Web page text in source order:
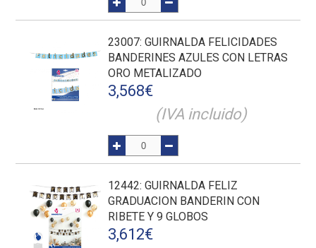
23007: GUIRNALDA FELICIDADES
BANDERINES AZULES CON LETRAS
ORO METALIZADO
3,568€
(IVA incluido)
12442: GUIRNALDA FELIZ
GRADUACION BANDERIN CON
RIBETE Y 9 GLOBOS
3,612€